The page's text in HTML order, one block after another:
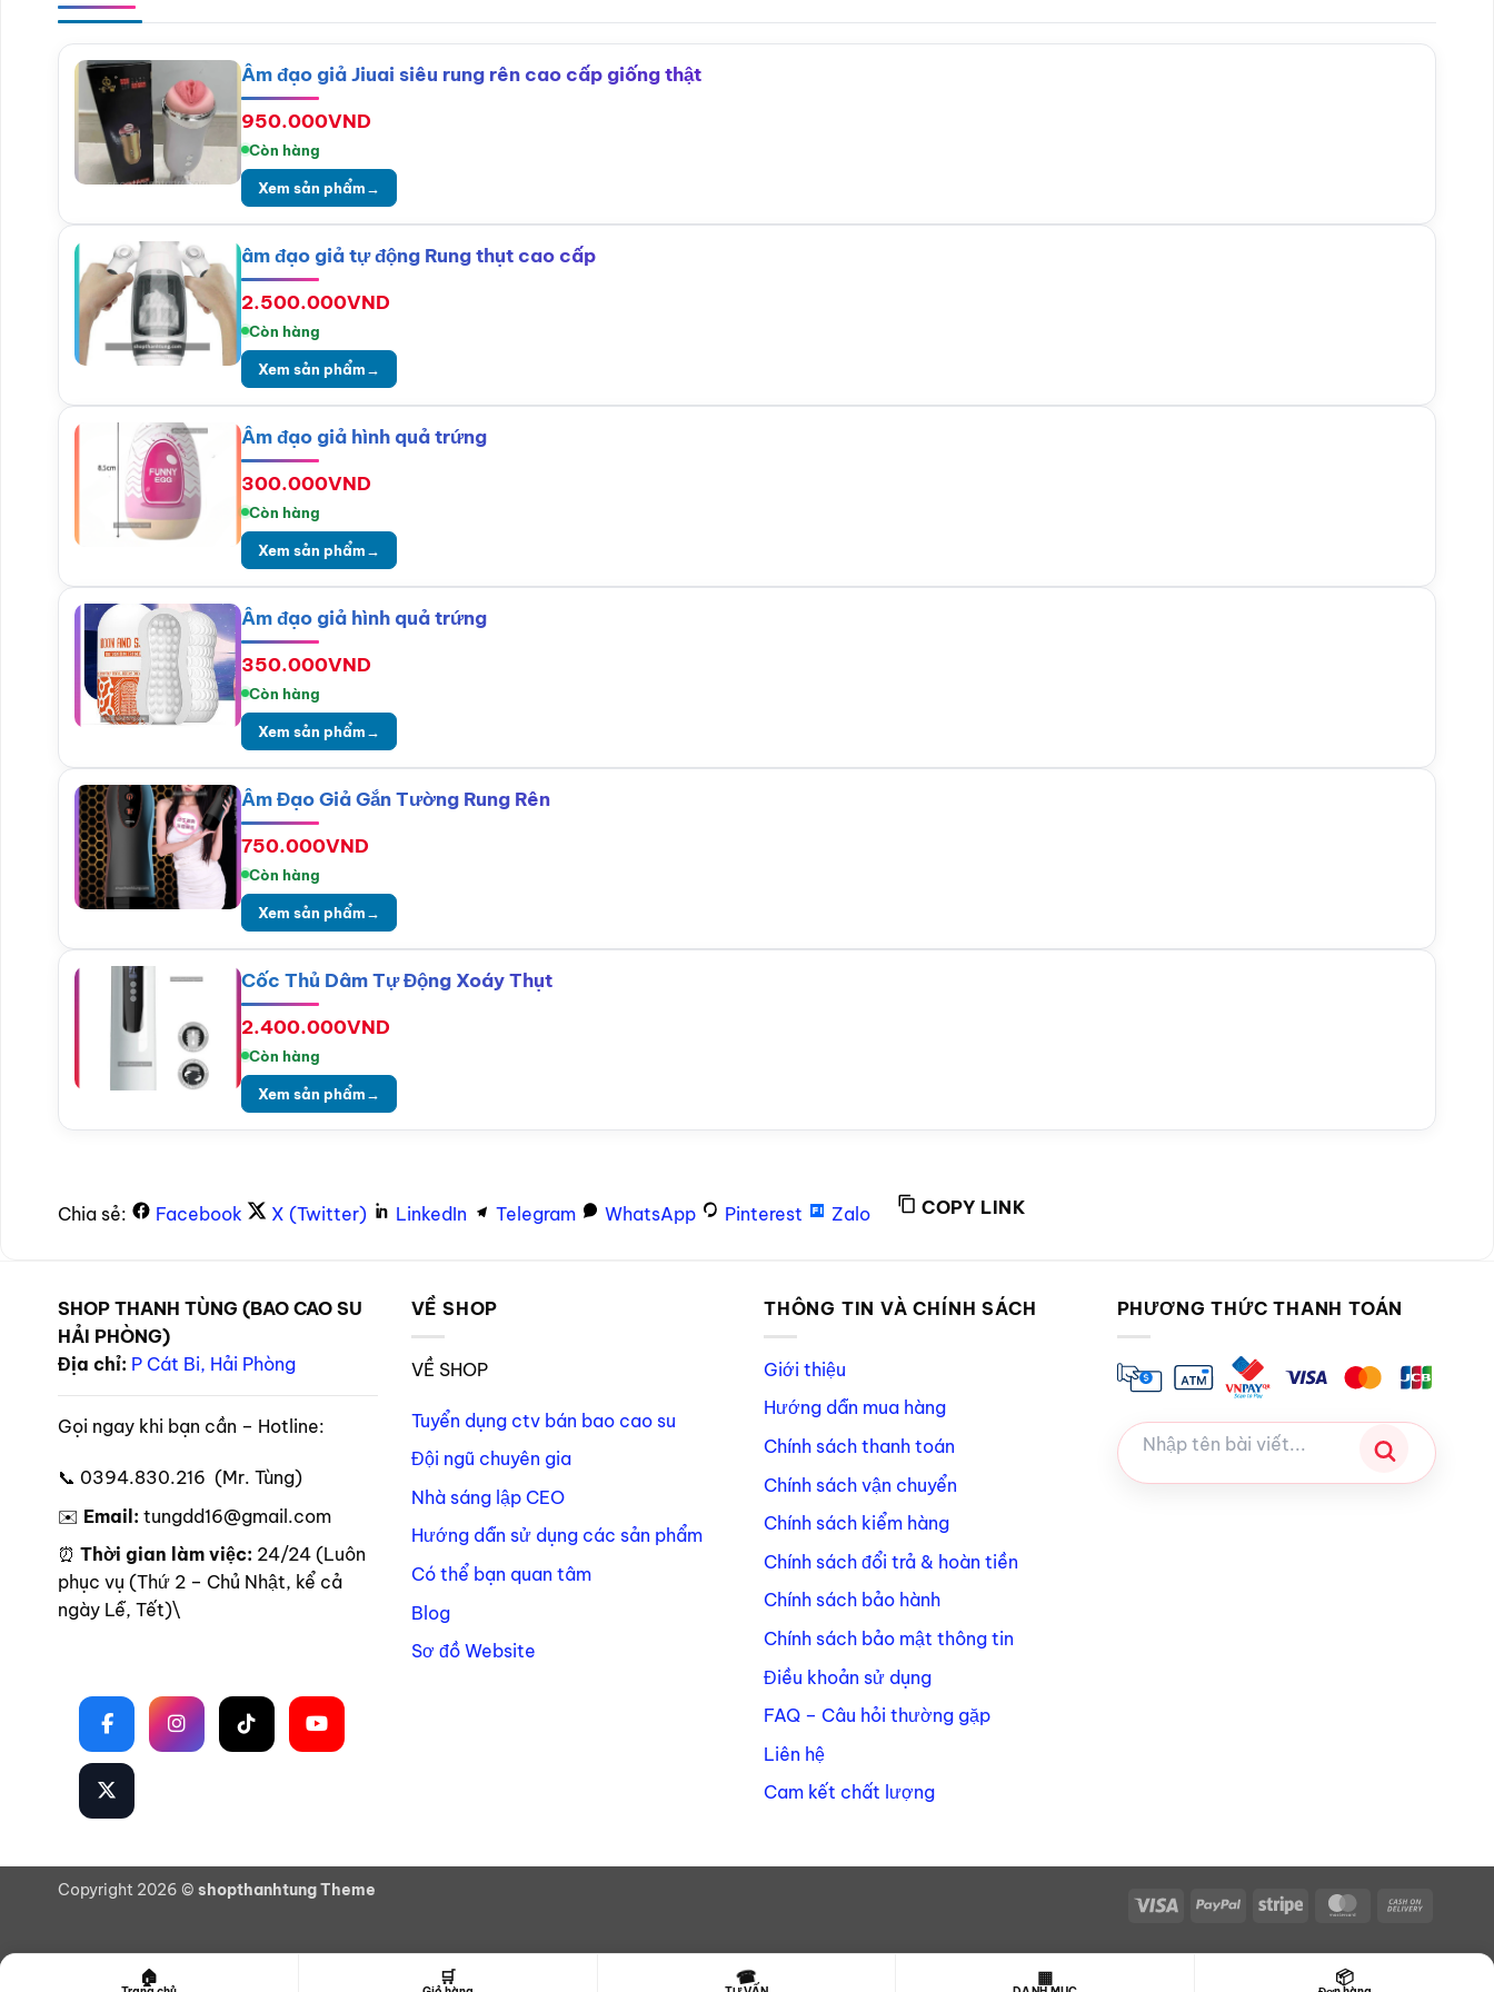
Âm đạo giả Jiuai siêu rung rên cao cấp giống thật
950.000VND
Còn hàng
Xem sản phẩm→
âm đạo giả tự động Rung thụt cao cấp
2.500.000VND
Còn hàng
Xem sản phẩm→
Âm đạo giả hình quả trứng
300.000VND
Còn hàng
Xem sản phẩm→
Âm đạo giả hình quả trứng
350.000VND
Còn hàng
Xem sản phẩm→
Âm Đạo Giả Gắn Tường Rung Rên
750.000VND
Còn hàng
Xem sản phẩm→
Cốc Thủ Dâm Tự Động Xoáy Thụt
2.400.000VND
Còn hàng
Xem sản phẩm→
Chia sẻ: Facebook X (Twitter) LinkedIn Telegram WhatsApp Pinterest Zalo COPY LINK
SHOP THANH TÙNG (BAO CAO SU
HẢI PHÒNG)
Địa chỉ: P Cát Bi, Hải Phòng
Gọi ngay khi bạn cần – Hotline:
📞 0394.830.216 (Mr. Tùng)
✉️ Email: tungdd16@gmail.com
⏰ Thời gian làm việc: 24/24 (Luôn
phục vụ (Thứ 2 – Chủ Nhật, kể cả
ngày Lễ, Tết)\
VỀ SHOP
VỀ SHOP
Tuyển dụng ctv bán bao cao su
Đội ngũ chuyên gia
Nhà sáng lập CEO
Hướng dẫn sử dụng các sản phẩm
Có thể bạn quan tâm
Blog
Sơ đồ Website
THÔNG TIN VÀ CHÍNH SÁCH
Giới thiệu
Hướng dẫn mua hàng
Chính sách thanh toán
Chính sách vận chuyển
Chính sách kiểm hàng
Chính sách đổi trả & hoàn tiền
Chính sách bảo hành
Chính sách bảo mật thông tin
Điều khoản sử dụng
FAQ – Câu hỏi thường gặp
Liên hệ
Cam kết chất lượng
PHƯƠNG THỨC THANH TOÁN
Visa PayPal Stripe MasterCard
Delivery
Copyright 2026 © shopthanhtung Theme
🏠 🛒 ☎ ▦ 📦